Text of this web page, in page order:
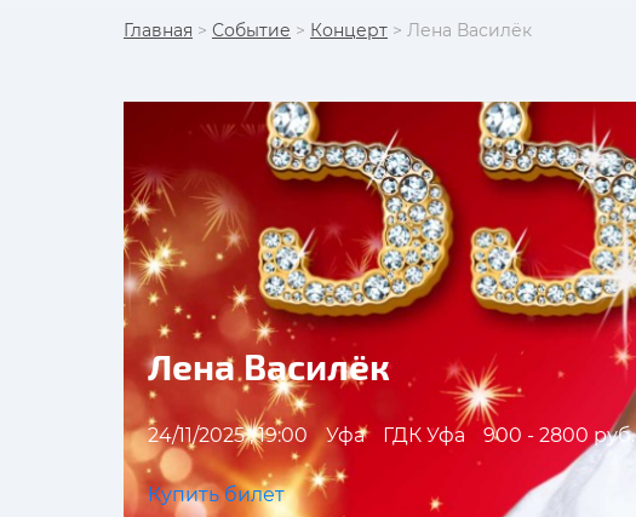
Главная > Событие > Концерт > Лена Василёк
Лена Василёк
24/11/2025 , 19:00 Уфа ГДК Уфа 900 - 2800 руб.
Купить билет